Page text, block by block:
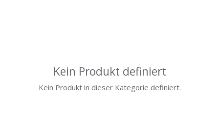
Kein Produkt definiert
Kein Produkt in dieser Kategorie definiert.